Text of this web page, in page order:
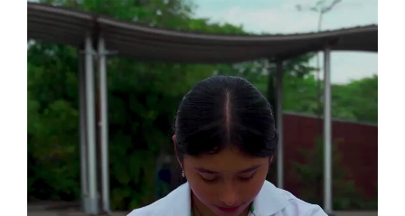
Reproductor
vídeo